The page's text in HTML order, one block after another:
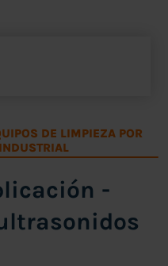
DE LIMPIEZA POR
-